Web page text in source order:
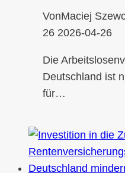
VonMaciej
26 2026-04-26
Die
Deutschland ist
für…